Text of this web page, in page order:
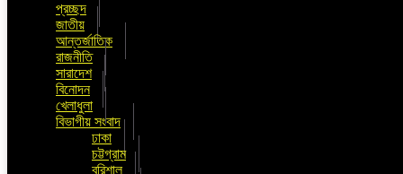
প্রচ্ছদ
জাতীয়
আন্তর্জাতিক
রাজনীতি
সারাদেশ
বিনোদন
খেলাধুলা
বিভাগীয় সংবাদ
ঢাকা
চট্টগ্রাম
বরিশাল